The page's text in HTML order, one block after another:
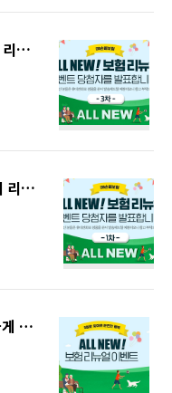
[당첨자발표] DB손해보험 홈페이지 리뉴얼 기념! <ALL NEW 보험 리뉴얼> 이벤트 : 3주차
[당첨자발표] DB손해보험 홈페이지 리뉴얼 기념! <ALL NEW 보험 리뉴얼> 이벤트 : 1주차
[이벤트] ‘셀프보장분석’으로 간편하게 내 보험 진단! <ALL NEW 보험 리뉴얼> 이벤트